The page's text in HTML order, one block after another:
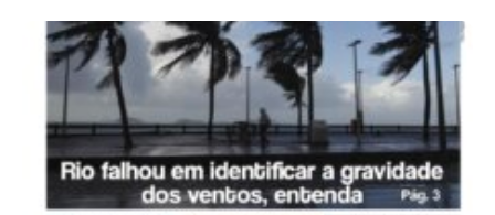
Ano X – Número 366 01 A 07 De Agosto De
2026